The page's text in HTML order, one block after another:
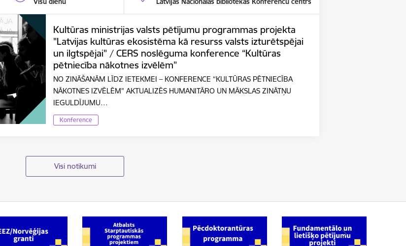
Kultūras ministrijas valsts pētījumu programmas projekta
"Latvijas kultūras ekosistēma kā resurss valsts izturētspējai
un ilgtspējai" / CERS noslēguma konference “Kultūras
pētniecība nākotnes izvēlēm”
NO ZINĀŠANĀM LĪDZ IETEKMEI – KONFERENCE “KULTŪRAS PĒTNIECĪBA
NĀKOTNES IZVĒLĒM" AKTUALIZĒS HUMANITĀRO UN MĀKSLAS ZINĀTŅU
IEGULDĪJUMU…
Konference
Visi notikumi